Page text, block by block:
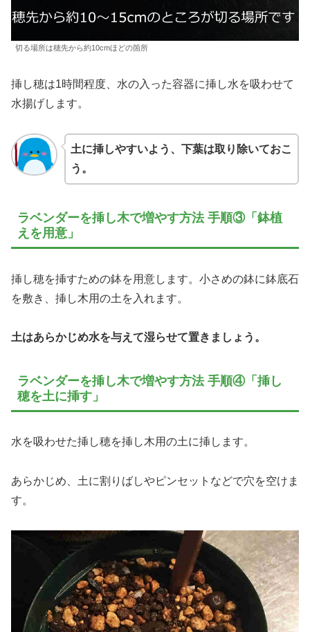
切る場所は穂先から約10cmほどの箇所
挿し穂は1時間程度、水の入った容器に挿し水を吸わせて
水揚げします。
土に挿しやすいよう、下葉は取り除いておこ
う。
ラベンダーを挿し木で増やす方法 手順③「鉢植
えを用意」
挿し穂を挿すための鉢を用意します。小さめの鉢に鉢底石
を敷き、挿し木用の土を入れます。
土はあらかじめ水を与えて湿らせて置きましょう。
ラベンダーを挿し木で増やす方法 手順④「挿し
穂を土に挿す」
水を吸わせた挿し穂を挿し木用の土に挿します。
あらかじめ、土に割りばしやピンセットなどで穴を空けま
す。